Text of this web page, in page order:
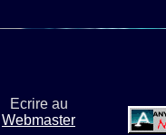
Ecrire au
Webmaster